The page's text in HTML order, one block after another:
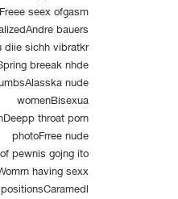
seex ofgasm
bauers
diie sichh vibratkr
breeak nhde
nude
womenBisexua
throat porn
photoFrree nude
pewnis gojng ito
having sexx